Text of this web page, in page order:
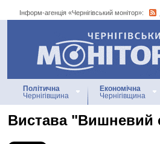
Інформ-агенція «Чернігівський монітор»:
Інформ-агенція
«Чернігівський
Політична
Чернігівщина
Економічна
Чернігівщина
Вистава "Вишневий